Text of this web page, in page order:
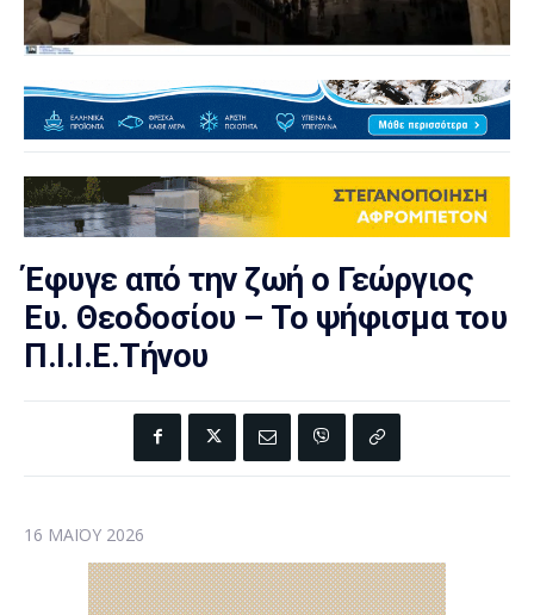
Έφυγε από την ζωή ο Γεώργιος
Ευ. Θεοδοσίου – Το ψήφισμα του
Π.Ι.Ι.Ε.Τήνου
16 ΜΑΪ́ΟΥ 2026